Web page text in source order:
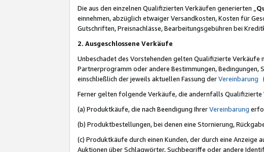
Die aus den einzelnen Qualifizierten Verkäufen generierten „
einnehmen, abzüglich etwaiger Versandkosten, Kosten für
Gutschriften, Preisnachlässe, Bearbeitungsgebühren bei
2. Ausgeschlossene Verkäufe
Unbeschadet des Vorstehenden gelten Qualifizierte
Partnerprogramm oder andere Bestimmungen,
einschließlich der jeweils aktuellen Fassung derVereinbarung
Ferner gelten folgende Verkäufe, die andernfalls Qualifizierte
(a) Produktkäufe, die nach Beendigung IhrerVereinbarung
(b) Produktbestellungen, bei denen eine Stornierung,
(c) Produktkäufe durch einen Kunden, der durch eine Anzeige
Auktionen über Schlagwörter, Suchbegriffe oder andere